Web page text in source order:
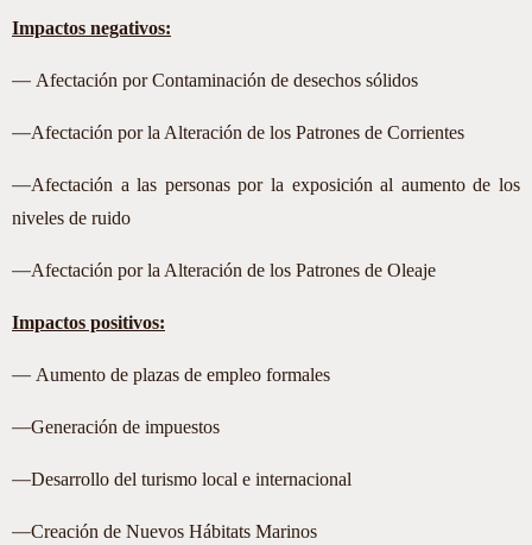
Impactos negativos:
— Afectación por Contaminación de desechos sólidos
—Afectación por la Alteración de los Patrones de Corrientes
—Afectación a las personas por la exposición al aumento de los
niveles de ruido
—Afectación por la Alteración de los Patrones de Oleaje
Impactos positivos:
— Aumento de plazas de empleo formales
—Generación de impuestos
—Desarrollo del turismo local e internacional
—Creación de Nuevos Hábitats Marinos